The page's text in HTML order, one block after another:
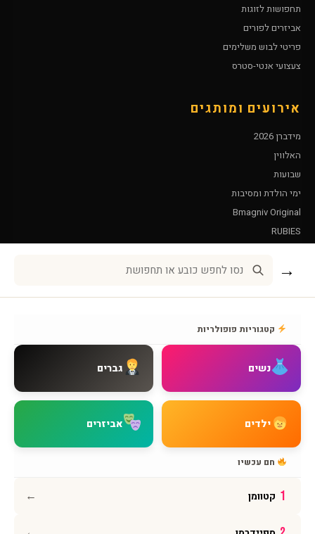
תחפושות לזוגות
אביזרים לפורים
פריטי לבוש משלימים
צעצועי אנטי-סטרס
אירועים ומותגים
מידברן 2026
האלווין
שבועות
ימי הולדת ומסיבות
Bmagniv Original
RUBIES
צור קשר
שאלות נפוצות
מדיניות משלוחים
מדיניות החזרות
מדיניות פרטיות
→
קטגוריות פופולריות
נשים גברים
ילדים אביזרים
חם עכשיו
1 קטוומן ←